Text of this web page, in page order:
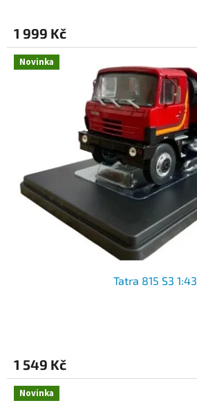
1 999 Kč
Novinka
Tatra 815 S3 1:43
1 549 Kč
Novinka